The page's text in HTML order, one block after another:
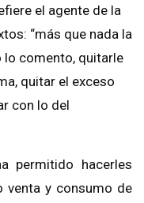
el agente de la
“más que nada la
lo comento, quitarle
quitar el exceso
con lo del
permitido hacerles
venta y consumo de